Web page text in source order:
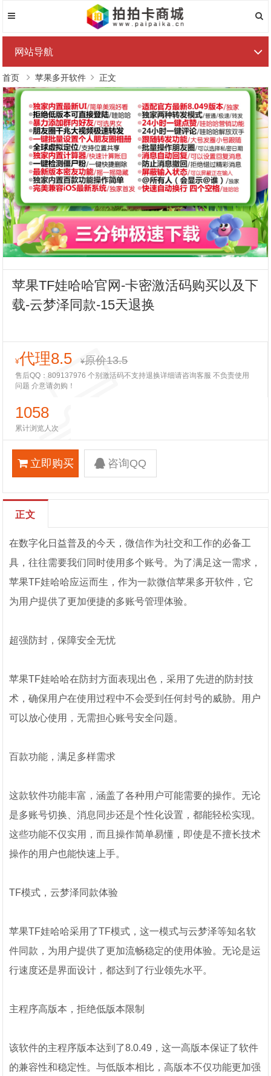
网站导航
首页 苹果多开软件 正文
苹果TF娃哈哈官网-卡密激活码购买以及下
载-云梦泽同款-15天退换
¥代理8.5 ¥原价13.5
售后QQ：809137976 个别激活码不支持退换详细请咨询客服 不负责使用
问题 介意请勿购！
1058
累计浏览人次
立即购买 咨询QQ
正文
在数字化日益普及的今天，微信作为社交和工作的必备工
具，往往需要我们同时使用多个账号。为了满足这一需求，
苹果TF娃哈哈应运而生，作为一款微信苹果多开软件，它
为用户提供了更加便捷的多账号管理体验。
超强防封，保障安全无忧
苹果TF娃哈哈在防封方面表现出色，采用了先进的防封技
术，确保用户在使用过程中不会受到任何封号的威胁。用户
可以放心使用，无需担心账号安全问题。
百款功能，满足多样需求
这款软件功能丰富，涵盖了各种用户可能需要的操作。无论
是多账号切换、消息同步还是个性化设置，都能轻松实现。
这些功能不仅实用，而且操作简单易懂，即使是不擅长技术
操作的用户也能快速上手。
TF模式，云梦泽同款体验
苹果TF娃哈哈采用了TF模式，这一模式与云梦泽等知名软
件同款，为用户提供了更加流畅稳定的使用体验。无论是运
行速度还是界面设计，都达到了行业领先水平。
主程序高版本，拒绝低版本限制
该软件的主程序版本达到了8.0.49，这一高版本保证了软件
的兼容性和稳定性。与低版本相比，高版本不仅功能更加强